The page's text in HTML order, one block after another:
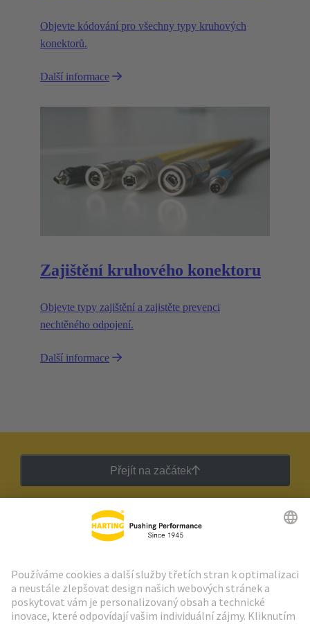
Objevte kódování pro všechny typy kruhových
konektorů.
Další informace
Zajištění kruhového konektoru
Objevte typy zajištění a zajistěte prevenci
nechtěného odpojení.
Další informace
Přejít na začátek
Zpravodaj HARTING
Přejít na registraci